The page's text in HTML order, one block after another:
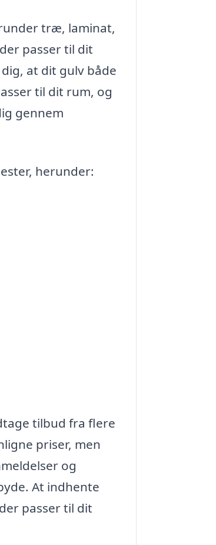
træ, laminat,
passer til dit
at dit gulv både
til dit rum, og
gennem
herunder:
tilbud fra flere
priser, men
og
At indhente
passer til dit